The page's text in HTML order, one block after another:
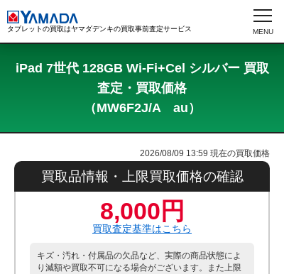
タブレットの買取はヤマダデンキの買取事前査定サービス
iPad 7世代 128GB Wi-Fi+Cel シルバー 買取
査定・買取価格
（MW6F2J/A au）
2026/08/09 13:59 現在の買取価格
買取品情報・上限買取価格の確認
8,000円
買取査定基準はこちら
キズ・汚れ・付属品の欠品など、実際の商品状態によ
り減額や買取不可になる場合がございます。また上限